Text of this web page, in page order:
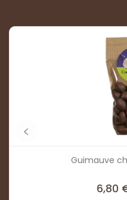
Guimauve
6,80